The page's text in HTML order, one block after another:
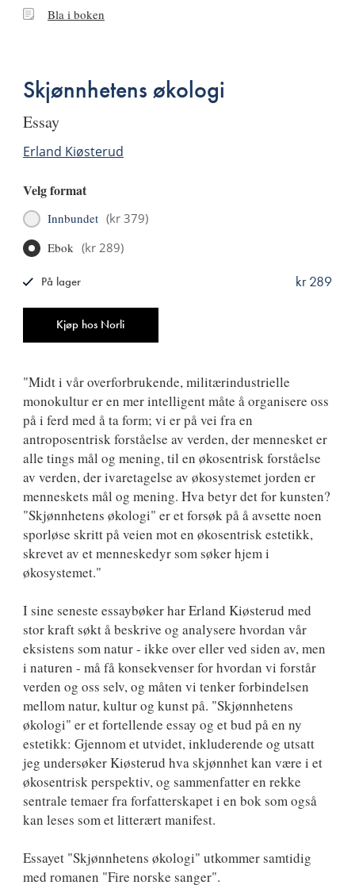
BlaBla i boken
Skjønnhetens økologi
essay
Erland Kiøsterud
Velg format
Innbundet (kr 379)
Ebok (kr 289)
Kjøp hos Norli
kr 289
På lager
"Midt i vår overforbrukende, militærindustrielle
monokultur er en mer intelligent måte å organisere oss
på i ferd med å ta form; vi er på vei fra en
antroposentrisk forståelse av verden, der mennesket er
alle tings mål og mening, til en økosentrisk forståelse
av verden, der ivaretagelse av økosystemet jorden er
menneskets mål og mening. Hva betyr det for kunsten?
"Skjønnhetens økologi" er et forsøk på å avsette noen
sporløse skritt på veien mot en økosentrisk estetikk,
skrevet av et menneskedyr som søker hjem i
økosystemet."
I sine seneste essaybøker har Erland Kiøsterud med
stor kraft søkt å beskrive og analysere hvordan vår
eksistens som natur - ikke over eller ved siden av, men
i naturen - må få konsekvenser for hvordan vi forstår
verden og oss selv, og måten vi tenker forbindelsen
mellom natur, kultur og kunst på. "Skjønnhetens
økologi" er et fortellende essay og et bud på en ny
estetikk: Gjennom et utvidet, inkluderende og utsatt
jeg undersøker Kiøsterud hva skjønnhet kan være i et
økosentrisk perspektiv, og sammenfatter en rekke
sentrale temaer fra forfatterskapet i en bok som også
kan leses som et litterært manifest.
Essayet "Skjønnhetens økologi" utkommer samtidig
med romanen "Fire norske sanger".